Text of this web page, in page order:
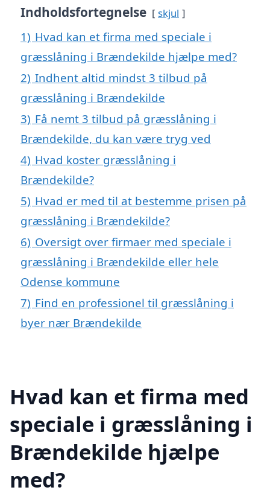
Indholdsfortegnelse skjul
1) Hvad kan et firma med speciale i
græsslåning i Brændekilde hjælpe med?
2) Indhent altid mindst 3 tilbud på
græsslåning i Brændekilde
3) Få nemt 3 tilbud på græsslåning i
Brændekilde, du kan være tryg ved
4) Hvad koster græsslåning i
Brændekilde?
5) Hvad er med til at bestemme prisen på
græsslåning i Brændekilde?
6) Oversigt over firmaer med speciale i
græsslåning i Brændekilde eller hele
Odense kommune
7) Find en professionel til græsslåning i
byer nær Brændekilde
Hvad kan et firma med
speciale i græsslåning i
Brændekilde hjælpe
med?